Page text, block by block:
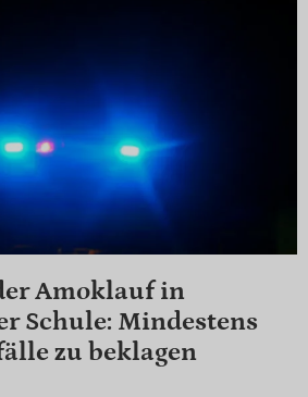
Amoklauf in
Schule: Mindestens
zu beklagen